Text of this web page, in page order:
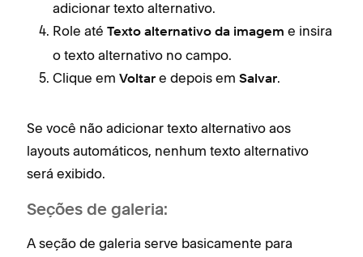
adicionar texto alternativo.
Role até Texto alternativo da imagem e insira
o texto alternativo no campo.
Clique em Voltar e depois em Salvar.
Se você não adicionar texto alternativo aos
layouts automáticos, nenhum texto alternativo
será exibido.
Seções de galeria:
A seção de galeria serve basicamente para